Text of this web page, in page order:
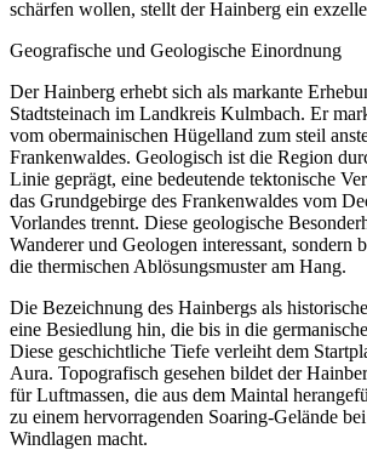
schärfen wollen, stellt der Hainberg ein
Geografische und Geologische Einordnung
Der Hainberg erhebt sich als markante
Stadtsteinach im Landkreis Kulmbach. Er
vom obermainischen Hügelland zum steil
Frankenwaldes. Geologisch ist die Region
Linie geprägt, eine bedeutende tektonische
das Grundgebirge des Frankenwaldes vom
Vorlandes trennt. Diese geologische
Wanderer und Geologen interessant, sondern
die thermischen Ablösungsmuster am Hang.
Die Bezeichnung des Hainbergs als
eine Besiedlung hin, die bis in die
Diese geschichtliche Tiefe verleiht dem
Aura. Topografisch gesehen bildet der
für Luftmassen, die aus dem Maintal
zu einem hervorragenden Soaring-Gelände
Windlagen macht.